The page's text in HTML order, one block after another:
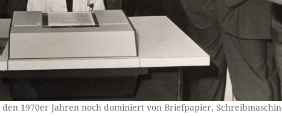
1970er Jahren noch dominiert von Briefpapier,